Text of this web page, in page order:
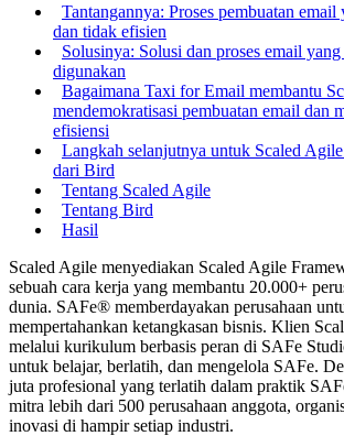
Tantangannya: Proses pembuatan email
dan tidak efisien
Solusinya: Solusi dan proses email
digunakan
Bagaimana Taxi for Email membantu
mendemokratisasi pembuatan email dan
efisiensi
Langkah selanjutnya untuk Scaled
dari Bird
Tentang Scaled Agile
Tentang Bird
Hasil
Scaled Agile menyediakan Scaled Agile
sebuah cara kerja yang membantu 20.000+
dunia. SAFe® memberdayakan perusahaan
mempertahankan ketangkasan bisnis. Klien
melalui kurikulum berbasis peran di SAFe
untuk belajar, berlatih, dan mengelola SAFe.
juta profesional yang terlatih dalam praktik
mitra lebih dari 500 perusahaan anggota,
inovasi di hampir setiap industri.